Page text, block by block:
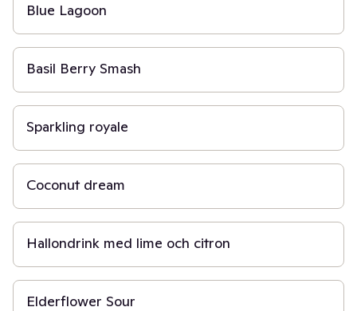
Blue Lagoon
10 min
Basil Berry Smash
5 min
Sparkling royale
5 min
Coconut dream
10 min
Hallondrink med lime och citron
10 min
Elderflower Sour